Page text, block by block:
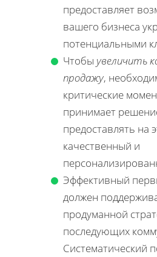
предоставляет
вашего бизнеса
потенциальными
Чтобы увеличить
продажу,
критические
принимает
предоставлять на
качественный и
Эффективный
должен
продуманной
последующих
Систематический